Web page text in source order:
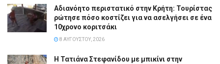
Αδιανόητο περιστατικό στην Κρήτη: Τουρίστας
ρώτησε πόσο κοστίζει για να ασελγήσει σε ένα
10χρονο κοριτσάκι
8 ΑΥΓΟΎΣΤΟΥ, 2026
Η Τατιάνα Στεφανίδου με μπικίνι στην